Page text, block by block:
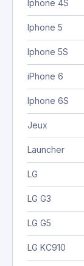
Iphone 4S
Iphone 5
Iphone 5S
iPhone 6
Iphone 6S
Jeux
Launcher
LG
LG G3
LG G5
LG KC910